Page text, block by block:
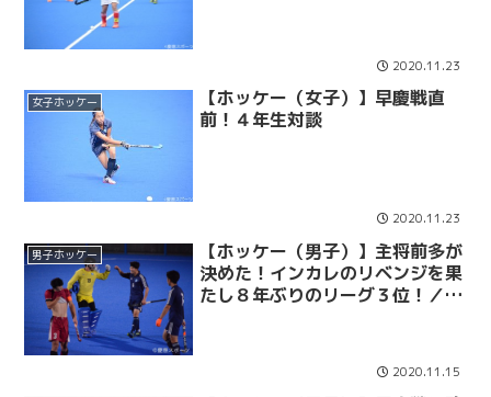
2020.11.23
女子ホッケー
【ホッケー（女子）】早慶戦直
前！４年生対談
2020.11.23
男子ホッケー
【ホッケー（男子）】主将前多が
決めた！インカレのリベンジを果
たし８年ぶりのリーグ３位！／関
2020.11.15